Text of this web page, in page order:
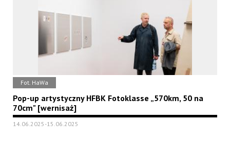
Fot. HaWa
Pop-up artystyczny HFBK Fotoklasse „570km, 50 na
70cm" [wernisaż]
14.06.2025-15.06.2025